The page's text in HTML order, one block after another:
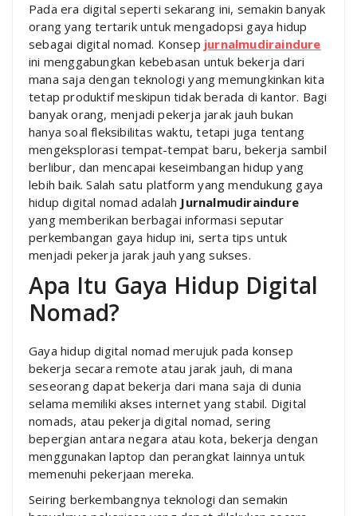
Pada era digital seperti sekarang ini, semakin banyak
orang yang tertarik untuk mengadopsi gaya hidup
sebagai digital nomad. Konsep jurnalmudiraindure
ini menggabungkan kebebasan untuk bekerja dari
mana saja dengan teknologi yang memungkinkan kita
tetap produktif meskipun tidak berada di kantor. Bagi
banyak orang, menjadi pekerja jarak jauh bukan
hanya soal fleksibilitas waktu, tetapi juga tentang
mengeksplorasi tempat-tempat baru, bekerja sambil
berlibur, dan mencapai keseimbangan hidup yang
lebih baik. Salah satu platform yang mendukung gaya
hidup digital nomad adalah Jurnalmudiraindure
yang memberikan berbagai informasi seputar
perkembangan gaya hidup ini, serta tips untuk
menjadi pekerja jarak jauh yang sukses.
Apa Itu Gaya Hidup Digital
Nomad?
Gaya hidup digital nomad merujuk pada konsep
bekerja secara remote atau jarak jauh, di mana
seseorang dapat bekerja dari mana saja di dunia
selama memiliki akses internet yang stabil. Digital
nomads, atau pekerja digital nomad, sering
bepergian antara negara atau kota, bekerja dengan
menggunakan laptop dan perangkat lainnya untuk
memenuhi pekerjaan mereka.
Seiring berkembangnya teknologi dan semakin